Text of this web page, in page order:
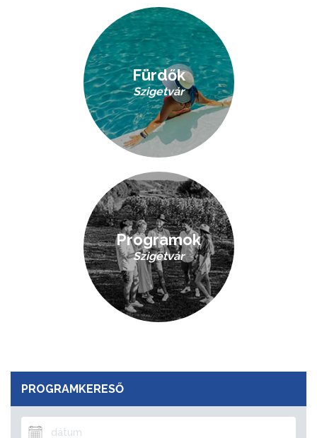
PROGRAMKERESŐ
Fürdők
Szigetvár
Programok
Szigetvár